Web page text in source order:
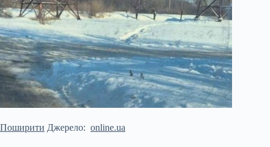
Поширити Джерело: online.ua